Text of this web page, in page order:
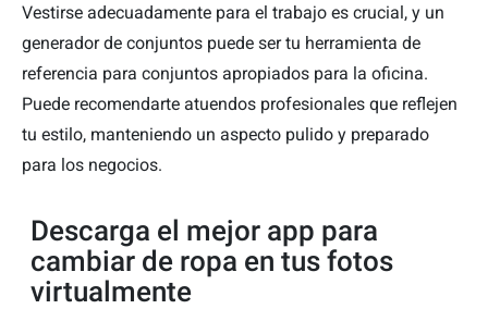
Vestirse adecuadamente para el trabajo es crucial, y un
generador de conjuntos puede ser tu herramienta de
referencia para conjuntos apropiados para la oficina.
Puede recomendarte atuendos profesionales que reflejen
tu estilo, manteniendo un aspecto pulido y preparado
para los negocios.
Descarga el mejor app para
cambiar de ropa en tus fotos
virtualmente